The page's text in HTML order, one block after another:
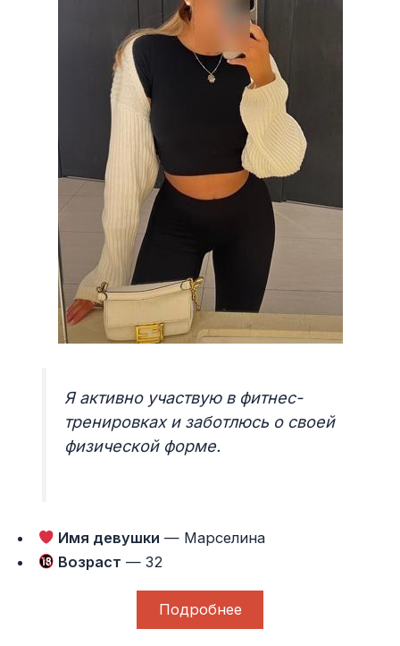
Я активно участвую в фитнес-
тренировках и заботлюсь о своей
физической форме.
Имя девушки — Марселина
Возраст — 32
Подробнее